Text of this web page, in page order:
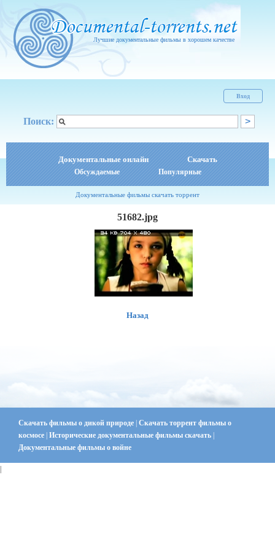
Лучшие документальные фильмы в хорошем качестве
Вход
Поиск:
Документальные онлайн Скачать
Обсуждаемые Популярные
Документальные фильмы скачать торрент
51682.jpg
Назад
Скачать фильмы о дикой природе | Скачать торрент фильмы о
космосе | Исторические документальные фильмы скачать |
Документальные фильмы о войне
|